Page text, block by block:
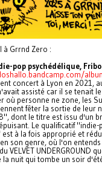
à Grrnd Zero :
pop psychédélique,
concert à Lyon en 2021,
assisté car il se tenait
où personne ne zone, les
fêter la sortie de leur
dont le titre est issu d'un
Le qualificatif "indie-
est à la fois approprié et
son genre, où l'on entends
VELVET UNDERGROUND
la nuit qui tombe un soir